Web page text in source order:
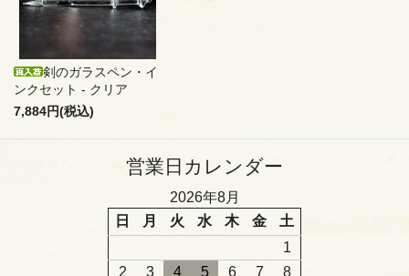
剣のガラスペン・イ
ンクセット - クリア
7,884円(税込)
営業日カレンダー
2026年8月
日
月 火 水 木 金
土
1
2
3 4 5 6 7
8